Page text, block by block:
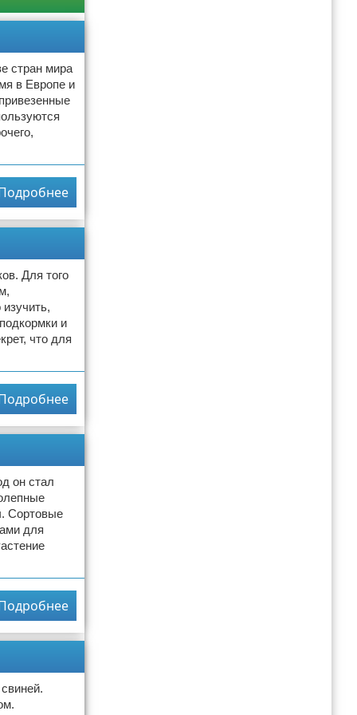
стран мира
в Европе и
Для того
и
что для
он стал
Сортовые
для